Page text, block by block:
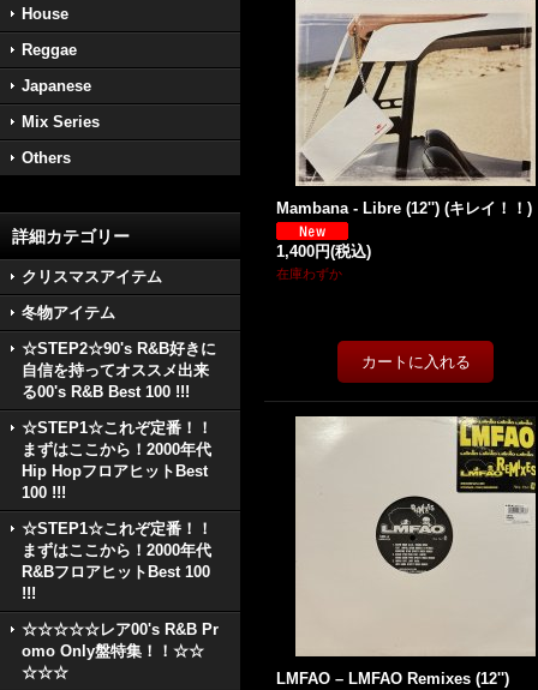
House
Reggae
Japanese
Mix Series
Others
詳細カテゴリー
クリスマスアイテム
冬物アイテム
☆STEP2☆90's R&B好きに
自信を持ってオススメ出来
る00's R&B Best 100 !!!
☆STEP1☆これぞ定番！！
まずはここから！2000年代
Hip HopフロアヒットBest
100 !!!
☆STEP1☆これぞ定番！！
まずはここから！2000年代
R&BフロアヒットBest 100
!!!
☆☆☆☆☆レア00's R&B Pr
omo Only盤特集！！☆☆
☆☆☆
Mambana - Libre (12'') (キレイ！！)
1,400円(税込)
在庫わずか
LMFAO – LMFAO Remixes (12'')